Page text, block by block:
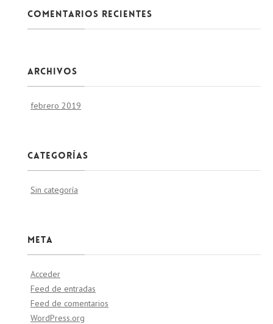
Comentarios recientes
Archivos
febrero 2019
Categorías
Sin categoría
Meta
Acceder
Feed de entradas
Feed de comentarios
WordPress.org